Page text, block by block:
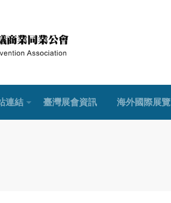
連結 臺灣展會資訊 海外國際展覽